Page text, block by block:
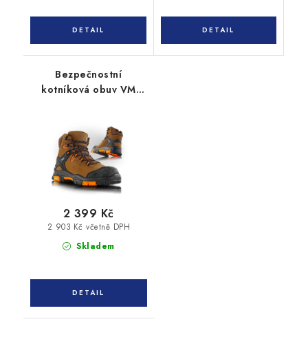
Bezpečnostní
kotníková obuv VM
Skladem
2 903 Kč včetně DPH
2 399 Kč